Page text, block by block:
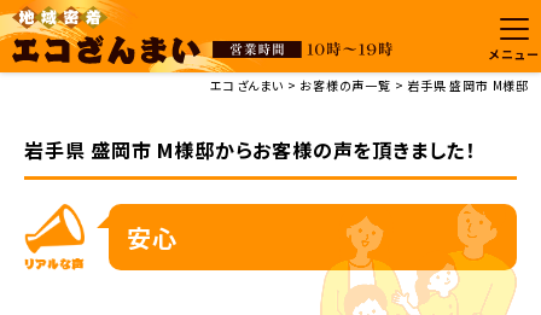
メニュー
エコざんまい
お客様の声一覧 岩手県 盛岡市 M様邸
岩手県 盛岡市 M様邸からお客様の声を頂きました！
安心